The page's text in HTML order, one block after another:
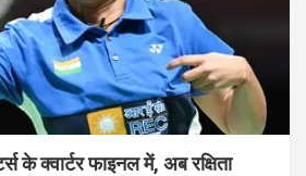
के क्वार्टर फाइनल में, अब रक्षिता